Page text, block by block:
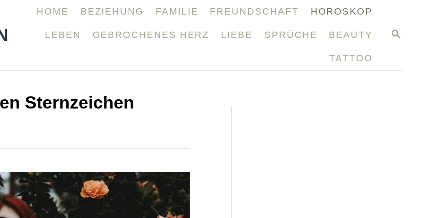
S
HOME BEZIEHUNG FAMILIE FREUNDSCHAFT HOROSKOP
LEBEN GEBROCHENES HERZ LIEBE SPRÜCHE BEAUTY
TATTOO
Sternzeichen